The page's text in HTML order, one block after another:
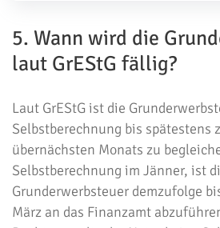
5. Wann wird die
laut GrEStG fällig?
Laut GrEStG ist die
Selbstberechnung bis spätestens
übernächsten Monats zu
Selbstberechnung im Jänner, ist
Grunderwerbsteuer demzufolge
März an das Finanzamt